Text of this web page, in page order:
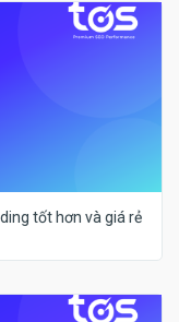
tốt hơn và giá rẻ